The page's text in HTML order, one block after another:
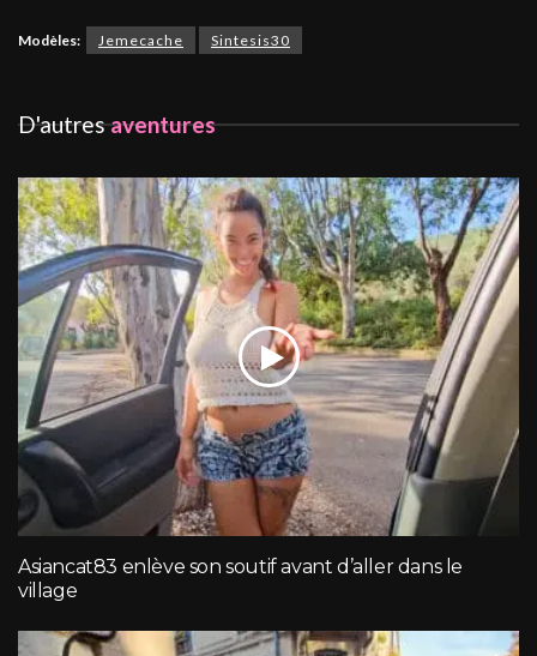
Modèles: Jemecache Sintesis30
D'autresaventures
Asiancat83 enlève son soutif avant d’aller dans le
village